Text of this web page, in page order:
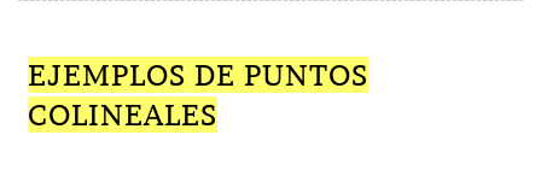
EJEMPLOS DE PUNTOS
COLINEALES